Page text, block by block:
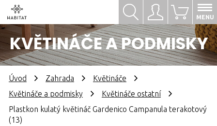
Přihlásit se
KVĚTINÁČE A PODMISKY
0
MENU
Hledat
Úvod Zahrada
Květináče
Květináče a podmisky
Květináče ostatní
Plastkon kulatý květináč Gardenico Campanula terakotový
(13)